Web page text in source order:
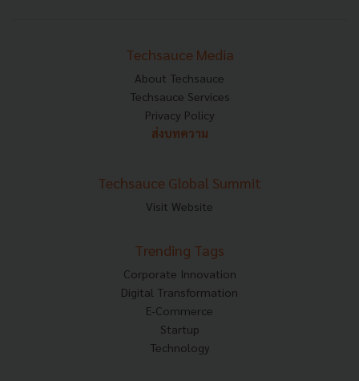
Techsauce Media
About Techsauce
Techsauce Services
Privacy Policy
ส่งบทความ
Techsauce Global Summit
Visit Website
Trending Tags
Corporate Innovation
Digital Transformation
E-Commerce
Startup
Technology